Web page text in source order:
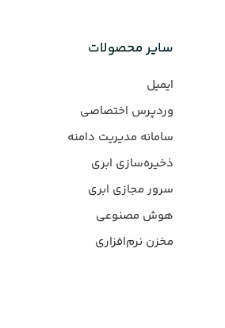
سایر محصولات
ایمیل
وردپرس‌ اختصاصی
سامانه مدیریت دامنه
ذخیره‌سازی ابری
سرور مجازی ابری
هوش مصنوعی
مخزن نرم‌افزاری